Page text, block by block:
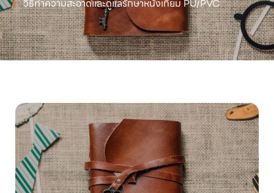
วิธีทำความสะอาดและดูแลรักษาหนังเทียม PU/PVC